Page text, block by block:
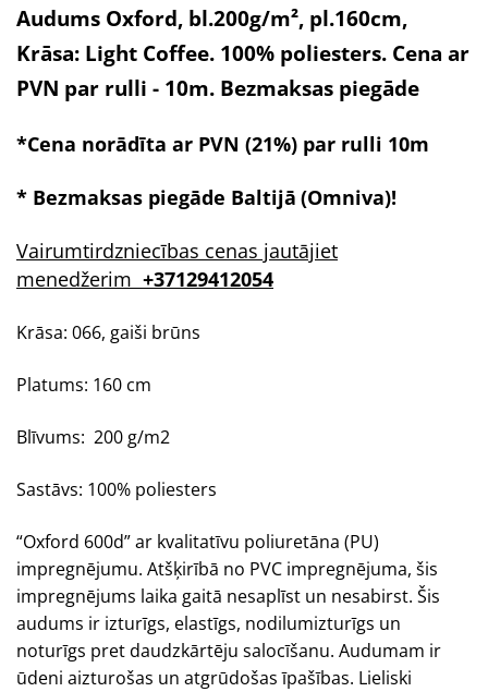
Audums Oxford, bl.200g/m², pl.160cm,
Krāsa: Light Coffee. 100% poliesters. Cena ar
PVN par rulli - 10m. Bezmaksas piegāde
*Cena norādīta ar PVN (21%) par rulli 10m
* Bezmaksas piegāde Baltijā (Omniva)!
Vairumtirdzniecības cenas jautājiet
menedžerim +37129412054
Krāsa: 066, gaiši brūns
Platums: 160 cm
Blīvums: 200 g/m2
Sastāvs: 100% poliesters
“Oxford 600d” ar kvalitatīvu poliuretāna (PU)
impregnējumu. Atšķirībā no PVC impregnējuma, šis
impregnējums laika gaitā nesaplīst un nesabirst. Šis
audums ir izturīgs, elastīgs, nodilumizturīgs un
noturīgs pret daudzkārtēju salocīšanu. Audumam ir
ūdeni aizturošas un atgrūdošas īpašības. Lieliski